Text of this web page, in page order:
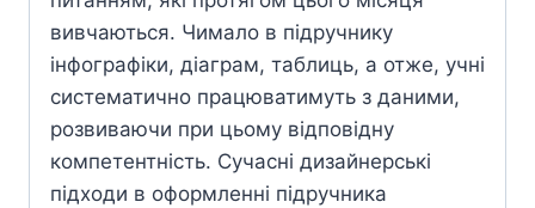
вивчаються. Чимало в підручнику
інфографіки, діаграм, таблиць, а отже, учні
систематично працюватимуть з даними,
розвиваючи при цьому відповідну
компетентність. Сучасні дизайнерські
підходи в оформленні підручника